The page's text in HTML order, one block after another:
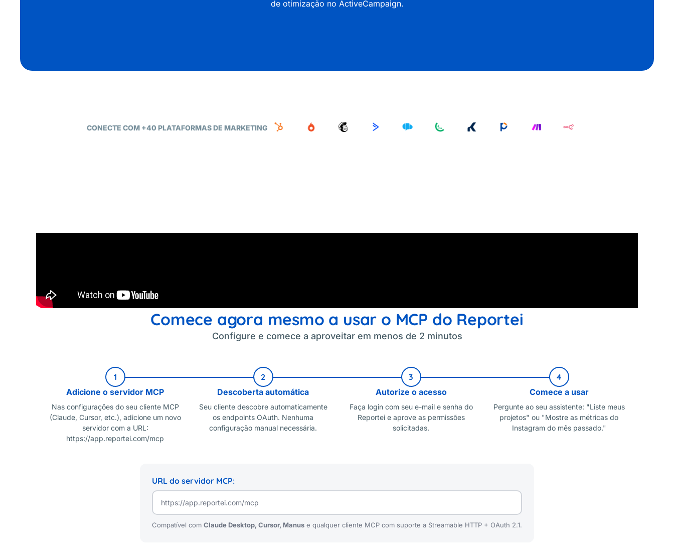
de otimização no ActiveCampaign.
CONECTE COM +40 PLATAFORMAS DE MARKETING
Comece agora mesmo a usar o MCP do Reportei
Configure e comece a aproveitar em menos de 2 minutos
1
Adicione o servidor MCP
Nas configurações do seu cliente MCP
(Claude, Cursor, etc.), adicione um novo
servidor com a URL:
https://app.reportei.com/mcp
2
Descoberta automática
Seu cliente descobre automaticamente
os endpoints OAuth. Nenhuma
configuração manual necessária.
3
Autorize o acesso
Faça login com seu e-mail e senha do
Reportei e aprove as permissões
solicitadas.
4
Comece a usar
Pergunte ao seu assistente: "Liste meus
projetos" ou "Mostre as métricas do
Instagram do mês passado."
URL do servidor MCP:
Compatível com Claude Desktop, Cursor, Manus e qualquer cliente MCP com suporte a Streamable HTTP + OAuth 2.1.